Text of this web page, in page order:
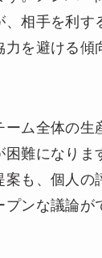
、相手を利す
力を避ける傾
ーム全体の生
困難になりま
案も、個人の
プンな議論が